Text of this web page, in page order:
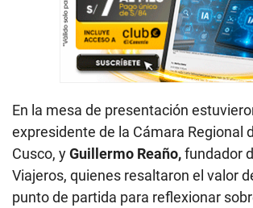
En la mesa de presentación
expresidente de la Cámara Regional
Cusco, yGuillermo Reaño,fundador
Viajeros, quienes resaltaron el valor
punto de partida para reflexionar